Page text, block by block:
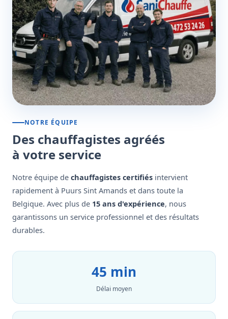
NOTRE ÉQUIPE
Des chauffagistes agréés
à votre service
Notre équipe de chauffagistes certifiés intervient
rapidement à Puurs Sint Amands et dans toute la
Belgique. Avec plus de 15 ans d'expérience, nous
garantissons un service professionnel et des résultats
durables.
45 min
Délai moyen